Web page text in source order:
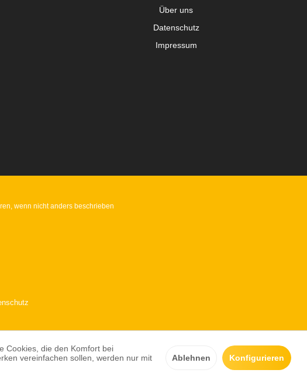
Über uns
Datenschutz
Impressum
wenn nicht anders beschrieben
Cookies, die den Komfort bei
vereinfachen sollen, werden nur mit
Ablehnen Konfigurieren